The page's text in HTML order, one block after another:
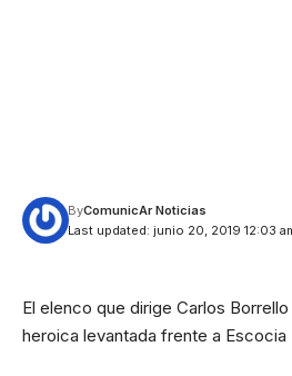
Last updated: junio 20, 2019 12:03
ByComunicAr Noticias
El elenco que dirige Carlos
heroica levantada frente a Escocia